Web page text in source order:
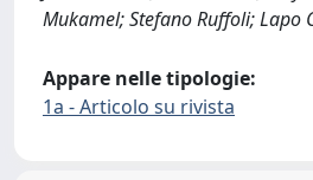
Mukamel; Stefano Ruffoli; Lapo
Appare nelle tipologie:
1a - Articolo su rivista